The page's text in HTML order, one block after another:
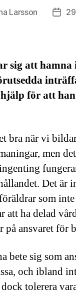
Larsson
sig att hamna
för att
bra när vi
men
Det är
som
ha delad
ansvaret för
bete sig som
och ibland
tolerera